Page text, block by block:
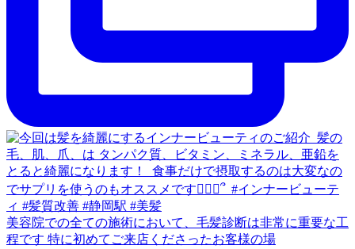
美容院での全ての施術において、毛髪診断は非常に重要な工
程です 特に初めてご来店くださったお客様の場